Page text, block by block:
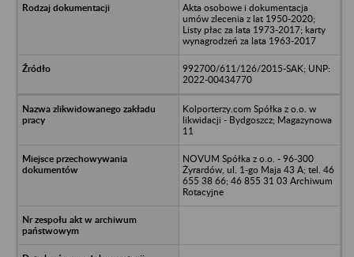
Akta osobowe i dokumentacja
umów zlecenia z lat 1950-2020;
Listy płac za lata 1973-2017; karty
wynagrodzeń za lata 1963-2017
992700/611/126/2015-SAK; UNP:
2022-00434770
Kolporterzy.com Spółka z o.o. w
likwidacji - Bydgoszcz; Magazynowa
11
NOVUM Spółka z o.o. - 96-300
Żyrardów, ul. 1-go Maja 43 A; tel. 46
655 38 66; 46 855 31 03 Archiwum
Rotacyjne